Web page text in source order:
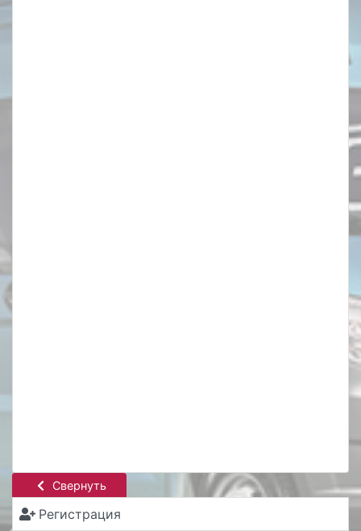
Свернуть
Регистрация